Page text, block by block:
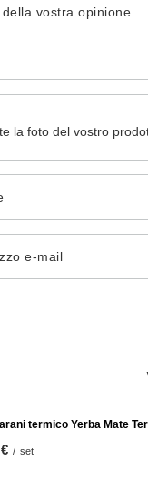
vostra opinione
la foto del vostro
e-mail